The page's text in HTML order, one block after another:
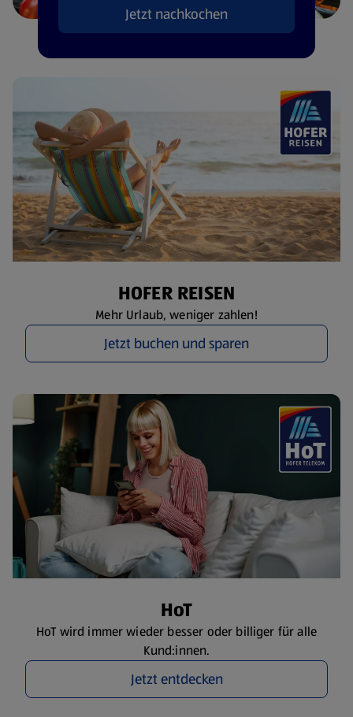
Jetzt nachkochen
HOFER REISEN
Mehr Urlaub, weniger zahlen!
Jetzt buchen und sparen
HoT
HoT wird immer wieder besser oder billiger für alle
Kund:innen.
Jetzt entdecken